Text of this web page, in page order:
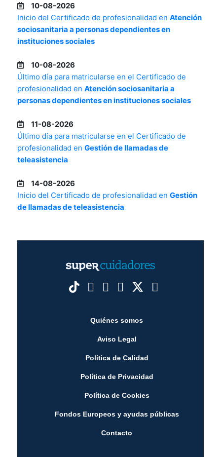
10-08-2026
Inicio del Certificado de profesionalidad en Atención
sociosanitaria a personas dependientes en
instituciones sociales
10-08-2026
Último día para matricularse en el Certificado de
profesionalidad en Atención sociosanitaria a
personas dependientes en instituciones sociales
11-08-2026
Último día para matricularse en el Certificado de
profesionalidad en Gestión de llamadas de
teleasistencia
14-08-2026
Inicio del Certificado de profesionalidad en Gestión
de llamadas de teleasistencia
Quiénes somos
Aviso Legal
Política de Calidad
Política de Privacidad
Política de Cookies
Fondos Europeos y ayudas públicas
Contacto